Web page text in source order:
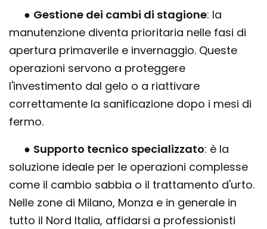
● Gestione dei cambi di stagione: la
manutenzione diventa prioritaria nelle fasi di
apertura primaverile e invernaggio. Queste
operazioni servono a proteggere
l'investimento dal gelo o a riattivare
correttamente la sanificazione dopo i mesi di
fermo.
● Supporto tecnico specializzato: è la
soluzione ideale per le operazioni complesse
come il cambio sabbia o il trattamento d'urto.
Nelle zone di Milano, Monza e in generale in
tutto il Nord Italia, affidarsi a professionisti